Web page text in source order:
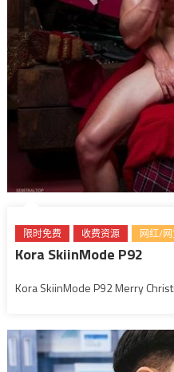
限时免费 收费资源 网红/
Kora SkiinMode P92
Kora SkiinMode P92 Merry